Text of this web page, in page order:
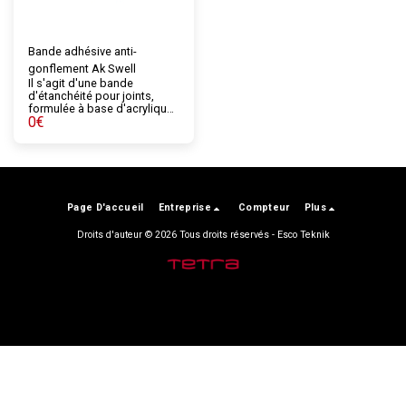
Bande adhésive anti-
gonflement Ak Swell
Il s'agit d'une bande
d'étanchéité pour joints,
formulée à base d'acrylique
et de divers produits
de béton étanches.
0€
Page D'accueil Entreprise Compteur Plus
Droits d'auteur © 2026 Tous droits réservés - Esco Teknik